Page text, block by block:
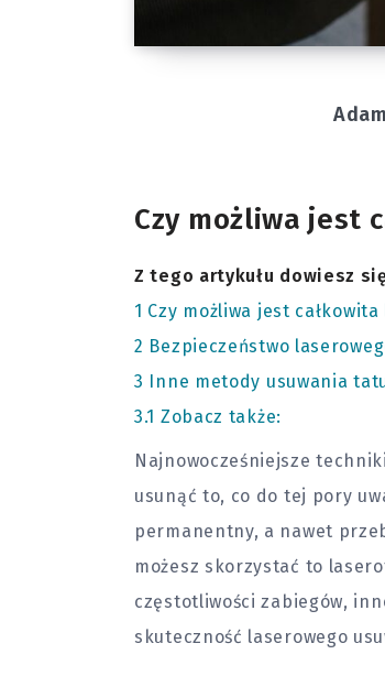
Czy możliwa jest
Z tego artykułu dowiesz
1 Czy możliwa jest
2 Bezpieczeństwo
3
Inne metody usuwania
3.1 Zobacz także:
Najnowocześniejsze
usunąć to, co do tej pory
permanentny, a nawet
możesz skorzystać to
częstotliwości zabiegów,
skuteczność laserowego